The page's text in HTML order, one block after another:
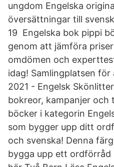
ungdom Engelska
översättningar till
19 Engelska bok pippi
genom att jämföra
omdömen och
idag! Samlingplatsen
2021 - Engelsk
bokreor, kampanjer och
böcker i kategorin
som bygger upp ditt
och svenska​! Denna
bygga upp ett